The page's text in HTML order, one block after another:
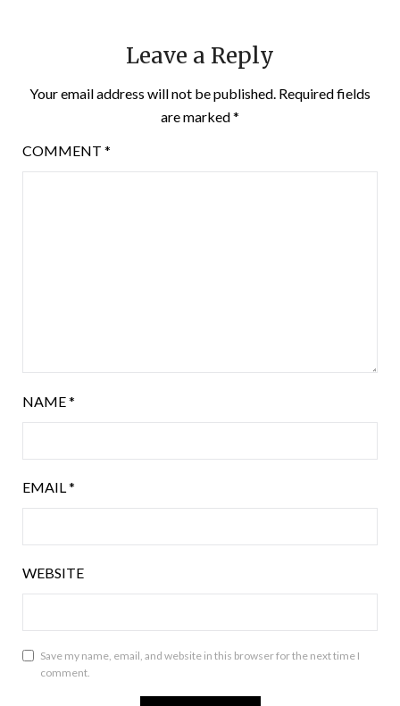
Leave a Reply
Your email address will not be published. Required fields
are marked*
COMMENT *
NAME*
EMAIL*
WEBSITE
Save my name, email, and website in this browser for the next time I
comment.